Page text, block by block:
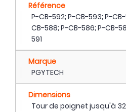
Référence
P-CB-592; P-CB-593; P-
CB-588; P-CB-586; P-CB-
591
Marque
PGYTECH
Dimensions
Tour de poignet jusqu'à